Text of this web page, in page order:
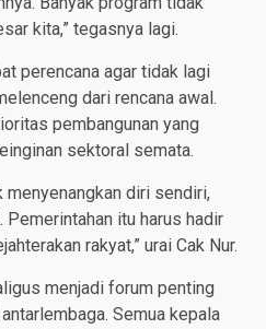
kita,” tegasnya lagi.
perencana agar tidak lagi
dari rencana awal.
pembangunan yang
sektoral semata.
menyenangkan diri sendiri,
Pemerintahan itu harus hadir
rakyat,” urai Cak Nur.
menjadi forum penting
Semua kepala